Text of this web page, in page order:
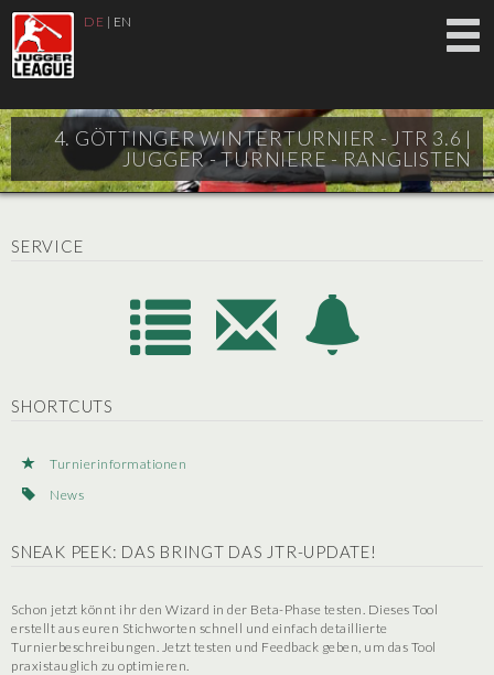
DE | EN
4. GÖTTINGER WINTERTURNIER - JTR 3.6 |
JUGGER - TURNIERE - RANGLISTEN
SERVICE
SHORTCUTS
Turnierinformationen
News
SNEAK PEEK: DAS BRINGT DAS JTR-UPDATE!
Schon jetzt könnt ihr den Wizard in der Beta-Phase testen. Dieses Tool
erstellt aus euren Stichworten schnell und einfach detaillierte
Turnierbeschreibungen. Jetzt testen und Feedback geben, um das Tool
praxistauglich zu optimieren.